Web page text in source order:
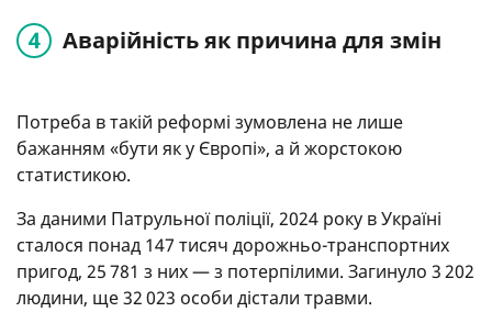
Аварійність як причина для змін
Потреба в такій реформі зумовлена не лише
бажанням «бути як у Європі», а й жорстокою
статистикою.
За даними Патрульної поліції, 2024 року в Україні
сталося понад 147 тисяч дорожньо-транспортних
пригод, 25 781 з них — з потерпілими. Загинуло 3 202
людини, ще 32 023 особи дістали травми.